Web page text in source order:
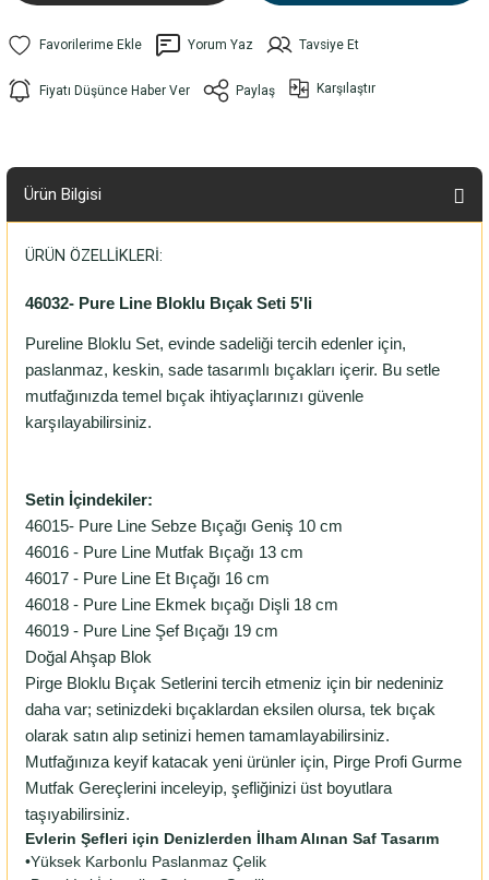
Yorum Yaz Tavsiye Et
Fiyatı Düşünce Haber Ver Paylaş Karşılaştır
Ürün Bilgisi
ÜRÜN ÖZELLİKLERİ:
46032- Pure Line Bloklu Bıçak Seti 5'li
Pureline Bloklu Set, evinde sadeliği tercih edenler için,
paslanmaz, keskin, sade tasarımlı bıçakları içerir. Bu setle
mutfağınızda temel bıçak ihtiyaçlarınızı güvenle
karşılayabilirsiniz.
Setin İçindekiler:
46015- Pure Line Sebze Bıçağı Geniş 10 cm
46016 - Pure Line Mutfak Bıçağı 13 cm
46017 - Pure Line Et Bıçağı 16 cm
46018 - Pure Line Ekmek bıçağı Dişli 18 cm
46019 - Pure Line Şef Bıçağı 19 cm
Doğal Ahşap Blok
Pirge Bloklu Bıçak Setlerini tercih etmeniz için bir nedeniniz
daha var; setinizdeki bıçaklardan eksilen olursa, tek bıçak
olarak satın alıp setinizi hemen tamamlayabilirsiniz.
Mutfağınıza keyif katacak yeni ürünler için, Pirge Profi Gurme
Mutfak Gereçlerini inceleyip, şefliğinizi üst boyutlara
taşıyabilirsiniz.
Evlerin Şefleri için Denizlerden İlham Alınan Saf Tasarım
•Yüksek Karbonlu Paslanmaz Çelik